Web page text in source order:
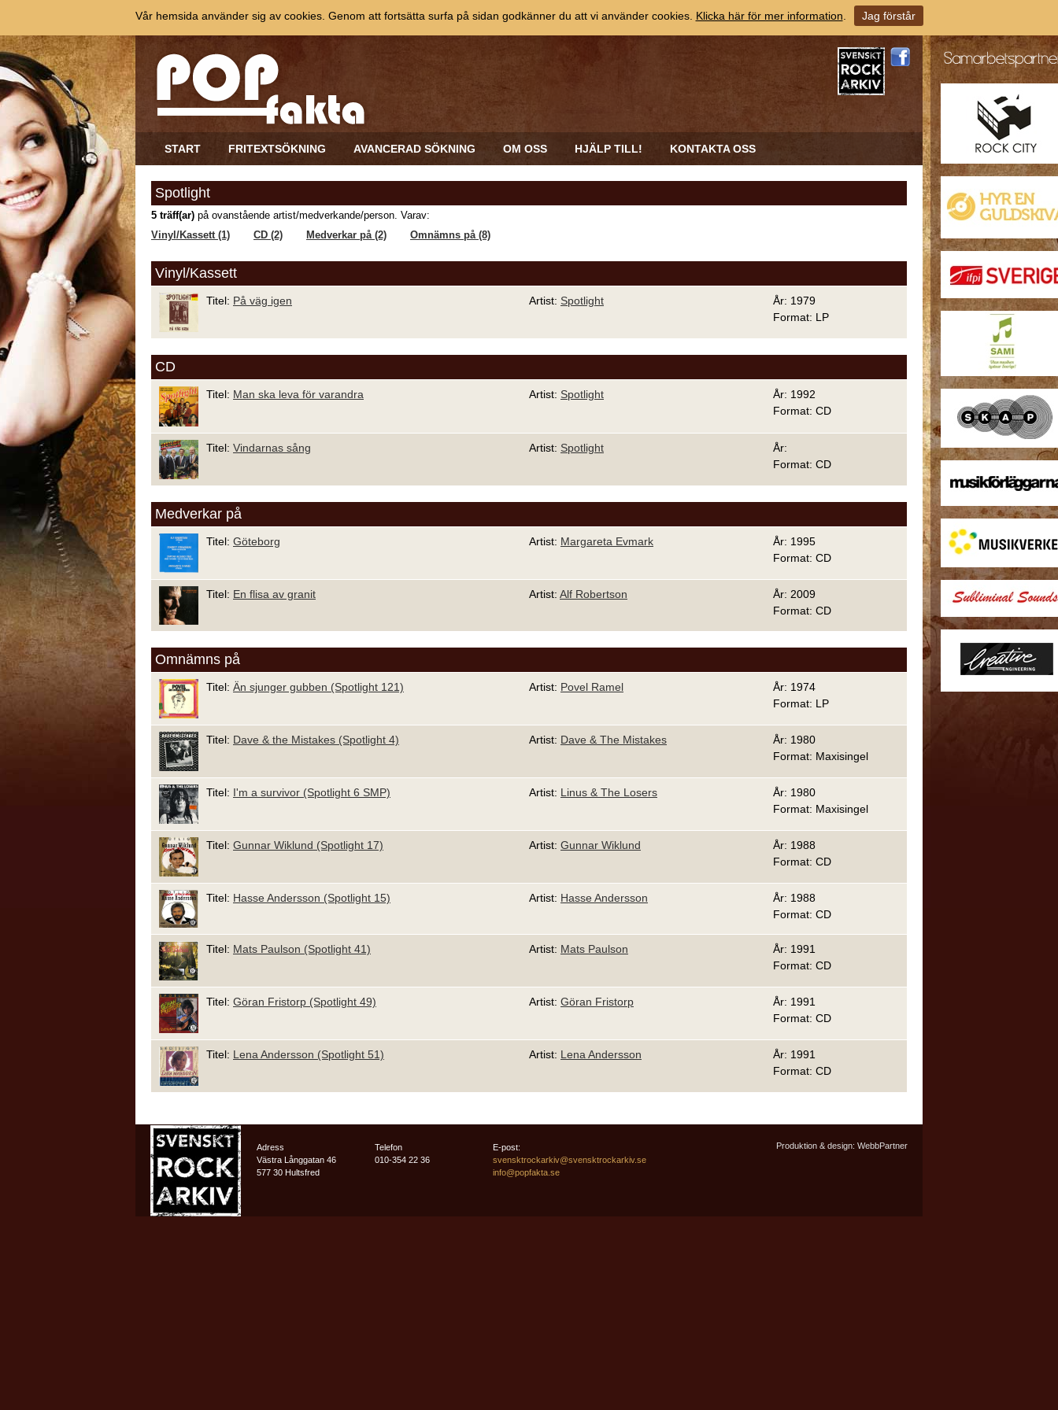
START FRITEXTSÖKNING AVANCERAD SÖKNING OM OSS HJÄLP TILL! KONTAKTA OSS
Spotlight
5 träff(ar) på ovanstående artist/medverkande/person. Varav:
Vinyl/Kassett (1)
CD (2) Medverkar på (2) Omnämns på (8)
Vinyl/Kassett
Titel: På väg igen Artist: Spotlight
År: 1979
Format: LP
CD
Titel: Man ska leva för varandra Artist: Spotlight
År: 1992
Format: CD
Titel: Vindarnas sång Artist: Spotlight
År:
Format: CD
Medverkar på
Titel: Göteborg Artist: Margareta Evmark
År: 1995
Format: CD
Titel: En flisa av granit Artist: Alf Robertson
År: 2009
Format: CD
Omnämns på
Titel: Än sjunger gubben (Spotlight 121) Artist: Povel Ramel
År: 1974
Format: LP
Titel: Dave & the Mistakes (Spotlight 4) Artist: Dave & The Mistakes
År: 1980
Format: Maxisingel
Titel: I'm a survivor (Spotlight 6 SMP) Artist: Linus & The Losers
År: 1980
Format: Maxisingel
Titel: Gunnar Wiklund (Spotlight 17) Artist: Gunnar Wiklund
År: 1988
Format: CD
Titel: Hasse Andersson (Spotlight 15) Artist: Hasse Andersson
År: 1988
Format: CD
Titel: Mats Paulson (Spotlight 41) Artist: Mats Paulson
År: 1991
Format: CD
Titel: Göran Fristorp (Spotlight 49) Artist: Göran Fristorp
År: 1991
Format: CD
Titel: Lena Andersson (Spotlight 51) Artist: Lena Andersson
År: 1991
Format: CD
Adress
Västra Långgatan 46
577 30 Hultsfred
Telefon
010-354 22 36
E-post:
svensktrockarkiv@svensktrockarkiv.se
info@popfakta.se
Produktion & design: WebbPartner
Vår hemsida använder sig av cookies. Genom att fortsätta surfa på sidan godkänner du att vi använder cookies. Klicka här för mer information Jag förstår